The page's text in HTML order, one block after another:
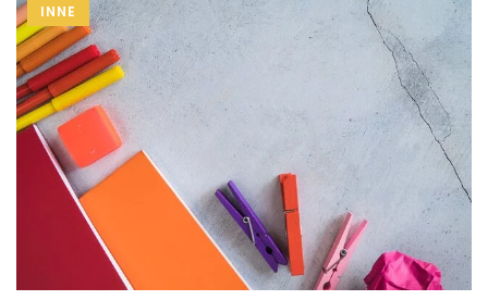
POŁÓG PORÓD
INNE
MACIERZYŃSTWO